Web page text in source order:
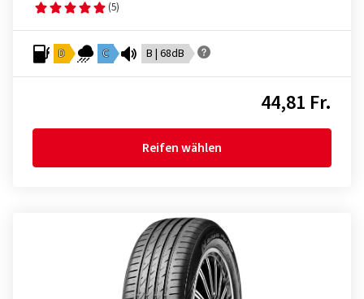
(5)
D C B | 68dB
44,81 Fr.
Reifen wählen